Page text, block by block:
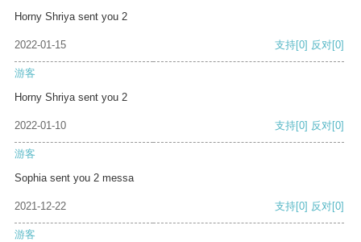
Horny Shriya sent you 2
2022-01-15 支持[0] 反对[0]
游客
Horny Shriya sent you 2
2022-01-10 支持[0] 反对[0]
游客
Sophia sent you 2 messa
2021-12-22 支持[0] 反对[0]
游客